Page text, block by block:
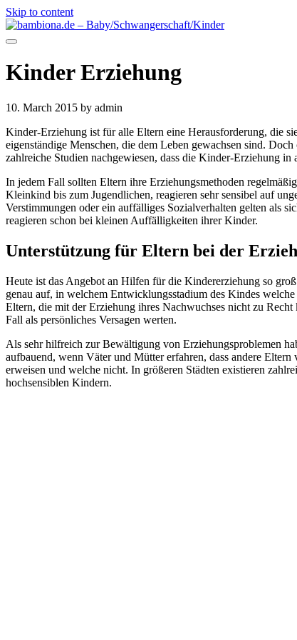
Skip to content
Kinder Erziehung
10. March 2015 by admin
Kinder-Erziehung ist für alle Eltern eine Herausforderung, die
eigenständige Menschen, die dem Leben gewachsen sind.
zahlreiche Studien nachgewiesen, dass die Kinder-Erziehung
In jedem Fall sollten Eltern ihre Erziehungsmethoden
Kleinkind bis zum Jugendlichen, reagieren sehr sensibel auf
Verstimmungen oder ein auffälliges Sozialverhalten gelten als
reagieren schon bei kleinen Auffälligkeiten ihrer Kinder.
Unterstützung für Eltern bei der
Heute ist das Angebot an Hilfen für die Kindererziehung so
genau auf, in welchem Entwicklungsstadium des Kindes
Eltern, die mit der Erziehung ihres Nachwuchses nicht zu
Fall als persönliches Versagen werten.
Als sehr hilfreich zur Bewältigung von Erziehungsproblemen
aufbauend, wenn Väter und Mütter erfahren, dass andere
erweisen und welche nicht. In größeren Städten existieren
hochsensiblen Kindern.